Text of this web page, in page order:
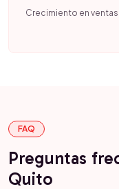
Crecimiento en
FAQ
Preguntas
Quito